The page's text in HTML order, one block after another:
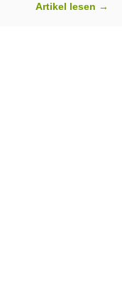
Artikel lesen →